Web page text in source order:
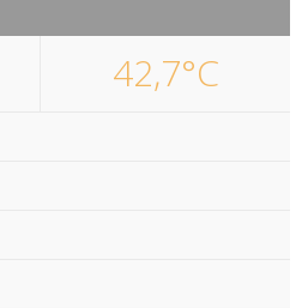
42,7°C